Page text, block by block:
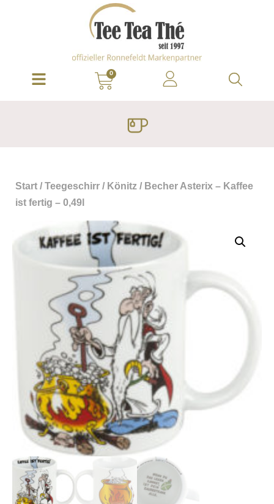
0
Start / Teegeschirr / Könitz / Becher Asterix – Kaffee
ist fertig – 0,49l